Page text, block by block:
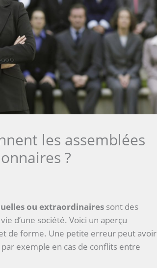
les assemblées
?
ou extraordinaires sont des
d’une société. Voici un aperçu
de forme. Une petite erreur peut avoir
exemple en cas de conflits entre